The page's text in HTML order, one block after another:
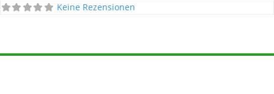
Keine Rezensionen